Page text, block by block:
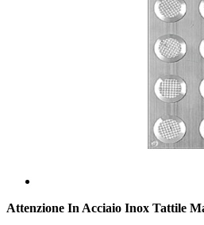
Attenzione In Acciaio Inox Tattile